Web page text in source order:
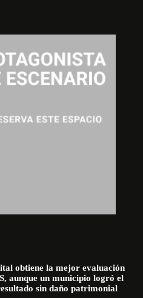
obtiene la mejor evaluación
aunque un municipio logró el
sin daño patrimonial